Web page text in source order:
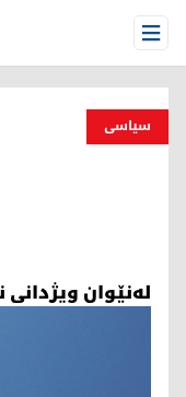
Open Menu
سیاسی
لەنێوان